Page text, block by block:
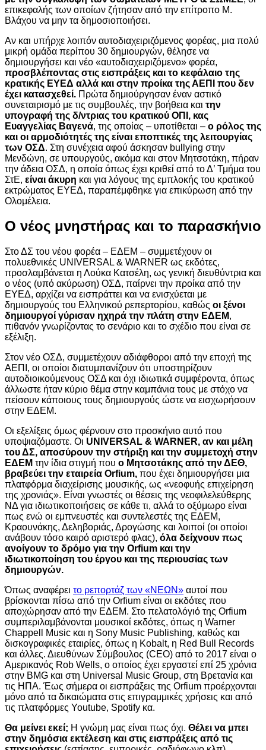
επικεφαλής των οποίων ζήτησαν από την επίτροπο Μ.
Βλάχου να μην τα δημοσιοποιήσει.
Αν και υπήρχε λοιπόν αυτοδιαχειριζόμενος φορέας, μια πολύ
μικρή ομάδα περίπου 30 δημιουργών, θέλησε να
δημιουργήσει και νέο «αυτοδιαχειριζόμενο» φορέα,
προσβλέποντας στις εισπράξεις και το κεφάλαιο της
κρατικής ΕΥΕΔ αλλά και στην προίκα της ΑΕΠΙ που δεν
έχει κατασχεθεί. Πρώτα δημιούργησαν έναν αστικό
συνεταιρισμό με τις συμβουλές, την βοήθεια και την
υπογραφή της δ/ντριας του κρατικού ΟΠΙ, κας
Ευαγγελίας Βαγενά, της οποίας – υποτίθεται – ο ρόλος της
και οι αρμοδιότητές της είναι εποπτικές της λειτουργίας
των ΟΣΔ. Στη συνέχεια αφού άσκησαν bullying στην
Μενδώνη, σε υπουργούς, ακόμα και στον Μητσοτάκη, πήραν
την άδεια ΟΣΔ, η οποία όπως έχει κριθεί από το Δ’ Τμήμα του
ΣτΕ, είναι άκυρη και για λόγους της εμπλοκής του κρατικού
εκτρώματος ΕΥΕΔ, παραπέμφθηκε για επικύρωση από την
Ολομέλεια.
Ο νέος μνηστήρας και το παρασκήνιο
Στο ΔΣ του νέου φορέα – ΕΔΕΜ – συμμετέχουν οι
πολυεθνικές UNIVERSAL & WARNER ως εκδότες,
προσλαμβάνεται η Λούκα Κατσέλη, ως γενική διευθύντρια και
ο νέος (υπό ακύρωση) ΟΣΔ, παίρνει την προίκα από την
ΕΥΕΔ, αρχίζει να εισπράττει και να ενισχύεται με
δημιουργούς του Ελληνικού ρεπερτορίου, καθώς οι ξένοι
δημιουργοί γύρισαν ηχηρά την πλάτη στην ΕΔΕΜ,
πιθανόν γνωρίζοντας το σενάριο και το σχέδιο που είναι σε
εξέλιξη.
Στον νέο ΟΣΔ, συμμετέχουν αδιάφθοροι από την εποχή της
ΑΕΠΙ, οι οποίοι διατυμπανίζουν ότι υποστηρίζουν
αυτοδιοικούμενους ΟΣΔ και όχι ιδιωτικά συμφέροντα, όπως
άλλωστε ήταν κύριο θέμα στην καμπάνια τους με στόχο να
πείσουν κάποιους τους δημιουργούς ώστε να εισχωρήσουν
στην ΕΔΕΜ.
Οι εξελίξεις όμως φέρνουν στο προσκήνιο αυτό που
υποψιαζόμαστε. Οι UNIVERSAL & WARNER, αν και μέλη
του ΔΣ, αποσύρουν την στήριξη και την συμμετοχή στην
ΕΔΕΜ την ίδια στιγμή που ο Μητσοτάκης από την ΔΕΘ,
βραβεύει την εταιρεία Orfium, που έχει δημιουργήσει μια
πλατφόρμα διαχείρισης μουσικής, ως «νεοφυής επιχείρηση
της χρονιάς». Είναι γνωστές οι θέσεις της νεοφιλελεύθερης
ΝΔ για ιδιωτικοποιήσεις σε κάθε τι, αλλά το οξύμωρο είναι
πως ενώ οι εμπνευστές και συντελεστές της ΕΔΕΜ,
Κραουνάκης, Δεληβοριάς, Δρογώσης και λοιποί (οι οποίοι
ανάβουν τόσο καιρό αριστερό φλας), όλα δείχνουν πως
ανοίγουν το δρόμο για την Orfium και την
ιδιωτικοποίηση του έργου και της περιουσίας των
δημιουργών.
Όπως αναφέρει το ρεπορτάζ των «ΝΕΩΝ» αυτοί που
βρίσκονται πίσω από την Orfium είναι οι εκδότες που
αποχώρησαν από την ΕΔΕΜ. Στο πελατολόγιό της Orfium
συμπεριλαμβάνονται μουσικοί εκδότες, όπως η Warner
Chappell Music και η Sony Music Publishing, καθώς και
δισκογραφικές εταιρίες, όπως η Kobalt, η Red Bull Records
και άλλες. Διευθύνων Σύμβουλος (CEO) από το 2017 είναι ο
Αμερικανός Rob Wells, ο οποίος έχει εργαστεί επί 25 χρόνια
στην BMG και στη Universal Music Group, στη Βρετανία και
τις ΗΠΑ. Έως σήμερα οι εισπράξεις της Orfium προέρχονται
μόνο από τα δικαιώματα στις επιγραμμικές χρήσεις και από
τις πλατφόρμες Youtube, Spotify κα.
Θα μείνει εκεί; Η γνώμη μας είναι πως όχι. Θέλει να μπει
στην δημόσια εκτέλεση και στις εισπράξεις από τις